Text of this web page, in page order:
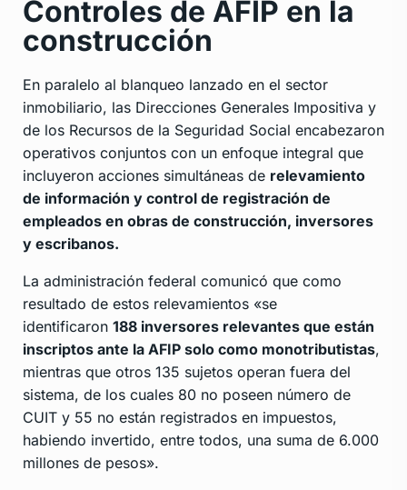
Controles de AFIP en la
construcción
En paralelo al blanqueo lanzado en el sector
inmobiliario, las Direcciones Generales Impositiva y
de los Recursos de la Seguridad Social encabezaron
operativos conjuntos con un enfoque integral que
incluyeron acciones simultáneas de relevamiento
de información y control de registración de
empleados en obras de construcción, inversores
y escribanos.
La administración federal comunicó que como
resultado de estos relevamientos «se
identificaron 188 inversores relevantes que están
inscriptos ante la AFIP solo como monotributistas,
mientras que otros 135 sujetos operan fuera del
sistema, de los cuales 80 no poseen número de
CUIT y 55 no están registrados en impuestos,
habiendo invertido, entre todos, una suma de 6.000
millones de pesos».